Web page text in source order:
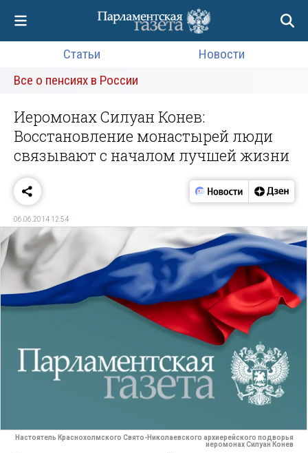
Статьи
Новости
Все о пенсиях в России
Иеромонах Силуан Конев:
Восстановление монастырей люди
связывают с началом лучшей жизни
06.06.2014 12:54
Настоятель Краснохолмского Свято-Николаевского архиерейского подворья
иеромонах Силуан Конев